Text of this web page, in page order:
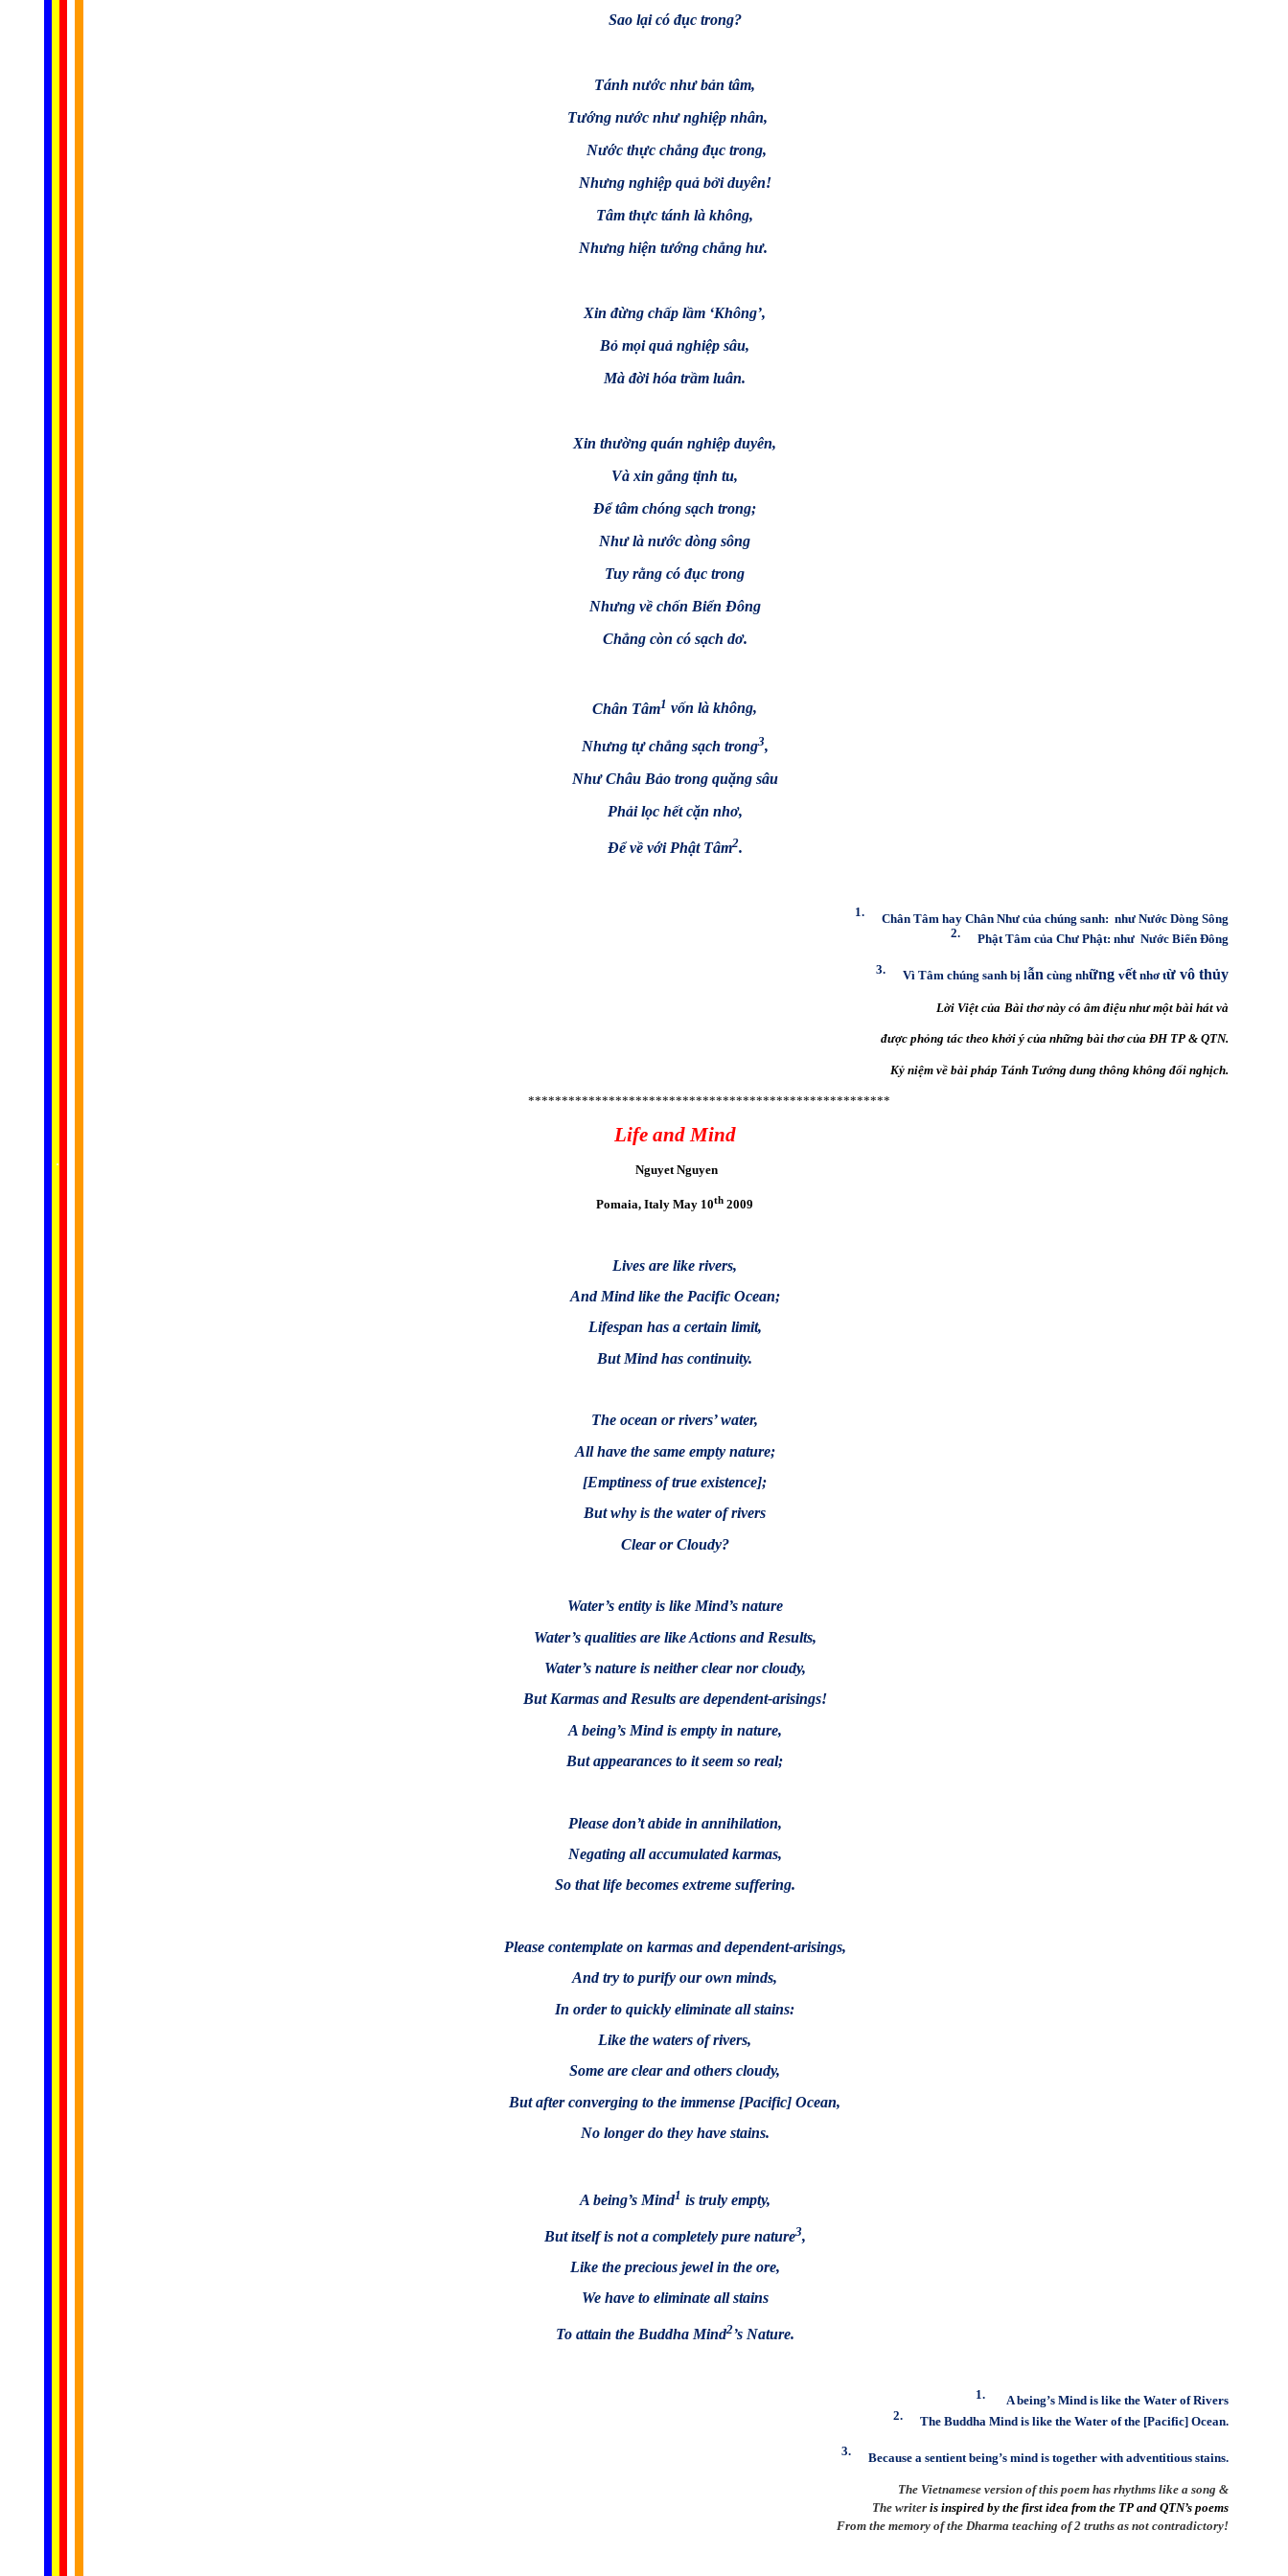
.
Sao lại có đục trong?
Tánh nước như bản tâm,
Tướng nước như nghiệp nhân,
Nước thực chẳng đục trong,
Nhưng nghiệp quả bởi duyên!
Tâm thực tánh là không,
Nhưng hiện tướng chẳng hư.
Xin đừng chấp lầm ‘Không’,
Bỏ mọi quả nghiệp sâu,
Mà đời hóa trầm luân.
Xin thường quán nghiệp duyên,
Và xin gắng tịnh tu,
Đểtâm chóng sạch trong;
Như là nước dòng sông
Tuy rằng có đục trong
Nhưng về chốn Biển Đông
Chẳng còn có sạch dơ.
Chân Tâm1 vốn là không,
Nhưng tự chẳng sạch trong3,
Như Châu Bảo trong quặng sâu
Phải lọc hết cặn nhơ,
Để về với Phật Tâm2.
1.
Chân Tâm hay Chân Như của chúng sanh: như Nước Dòng Sông
2.
Phật Tâm của Chư Phật: như Nước Biển Đông
3. Vì Tâm chúng sanh bị lẫncùng những vếtnhơ từ vô thủy
Lời Việt của Bài thơ này có âm điệu như một bài hát và
được phỏng tác theo khởi ý của những bài thơ của ĐH TP & QTN.
Kỷ niệm về bài pháp Tánh Tướng dung thông không đối nghịch.
******************************************************
Life and Mind
Nguyet Nguyen
Pomaia, Italy May 10th 2009
Lives are like rivers,
And Mind like the Pacific Ocean;
Lifespan has a certain limit,
But Mind has continuity.
The ocean or rivers’ water,
All have the same empty nature;
[Emptiness of true existence];
But why is the water of rivers
Clear or Cloudy?
Water’s entity is like Mind’s nature
Water’s qualities are like Actions and Results,
Water’s nature is neither clear nor cloudy,
But Karmas and Results are dependent-arisings!
A being’s Mind is empty in nature,
But appearances to it seem so real;
Please don’t abide in annihilation,
Negating all accumulated karmas,
So that life becomes extreme suffering.
Please contemplate on karmas and dependent-arisings,
And try to purify our own minds,
In order to quickly eliminate all stains:
Like the waters of rivers,
Some are clear and others cloudy,
But after converging to the immense [Pacific] Ocean,
No longer do they have stains.
A being’s Mind1 is truly empty,
But itself is not a completely pure nature3,
Like the precious jewel in the ore,
We have to eliminate all stains
To attain the Buddha Mind2’s Nature.
1.
A being’s Mind is like the Water of Rivers
2.
The Buddha Mind is like the Water of the [Pacific] Ocean.
3. Because a sentient being’s mind is together with adventitious stains.
The Vietnamese version of this poem has rhythms like a song &
The writer is inspired by the first idea from the TP and QTN’s poems
From the memory of the Dharma teaching of 2 truths as not contradictory!